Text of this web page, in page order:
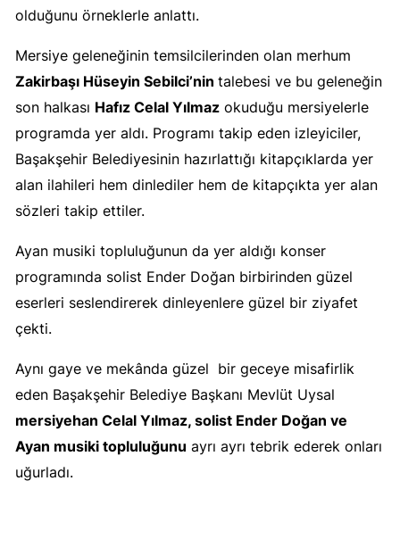
olduğunu örneklerle anlattı.
Mersiye geleneğinin temsilcilerinden olan merhum
Zakirbaşı Hüseyin Sebilci’nin talebesi ve bu geleneğin
son halkası Hafız Celal Yılmaz okuduğu mersiyelerle
programda yer aldı. Programı takip eden izleyiciler,
Başakşehir Belediyesinin hazırlattığı kitapçıklarda yer
alan ilahileri hem dinlediler hem de kitapçıkta yer alan
sözleri takip ettiler.
Ayan musiki topluluğunun da yer aldığı konser
programında solist Ender Doğan birbirinden güzel
eserleri seslendirerek dinleyenlere güzel bir ziyafet
çekti.
Aynı gaye ve mekânda güzel bir geceye misafirlik
eden Başakşehir Belediye Başkanı Mevlüt Uysal
mersiyehan Celal Yılmaz, solist Ender Doğan ve
Ayan musiki topluluğunu ayrı ayrı tebrik ederek onları
uğurladı.